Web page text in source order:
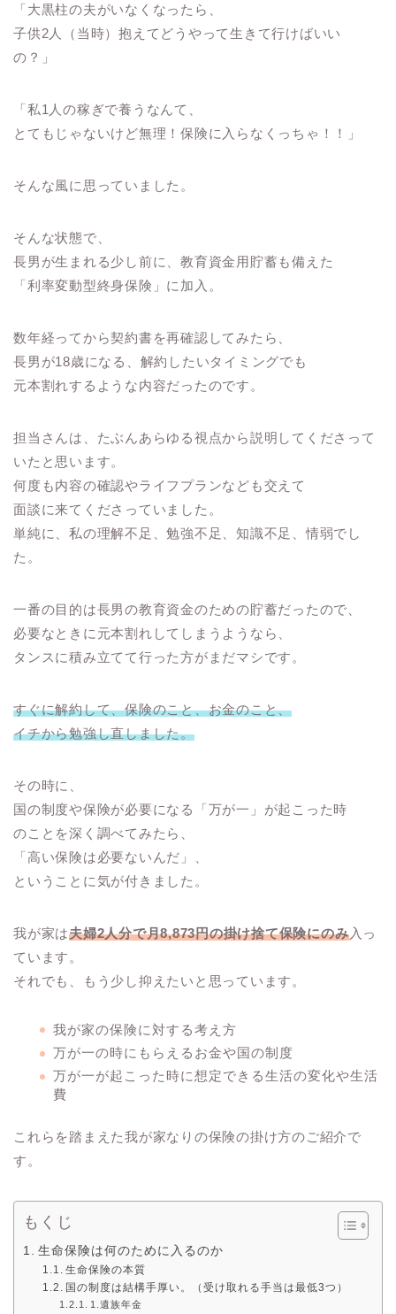
「大黒柱の夫がいなくなったら、
子供2人（当時）抱えてどうやって生きて行けばいい
の？」
「私1人の稼ぎで養うなんて、
とてもじゃないけど無理！保険に入らなくっちゃ！！」
そんな風に思っていました。
そんな状態で、
長男が生まれる少し前に、教育資金用貯蓄も備えた
「利率変動型終身保険」に加入。
数年経ってから契約書を再確認してみたら、
長男が18歳になる、解約したいタイミングでも
元本割れするような内容だったのです。
担当さんは、たぶんあらゆる視点から説明してくださって
いたと思います。
何度も内容の確認やライフプランなども交えて
面談に来てくださっていました。
単純に、私の理解不足、勉強不足、知識不足、情弱でし
た。
一番の目的は長男の教育資金のための貯蓄だったので、
必要なときに元本割れしてしまうようなら、
タンスに積み立てて行った方がまだマシです。
すぐに解約して、保険のこと、お金のこと、
イチから勉強し直しました。
その時に、
国の制度や保険が必要になる「万が一」が起こった時
のことを深く調べてみたら、
「高い保険は必要ないんだ」、
ということに気が付きました。
我が家は夫婦2人分で月8,873円の掛け捨て保険にのみ入っ
ています。
それでも、もう少し抑えたいと思っています。
我が家の保険に対する考え方
万が一の時にもらえるお金や国の制度
万が一が起こった時に想定できる生活の変化や生活
費
これらを踏まえた我が家なりの保険の掛け方のご紹介で
す。
もくじ
生命保険は何のために入るのか
生命保険の本質
国の制度は結構手厚い。（受け取れる手当は最低3つ）
1.遺族年金